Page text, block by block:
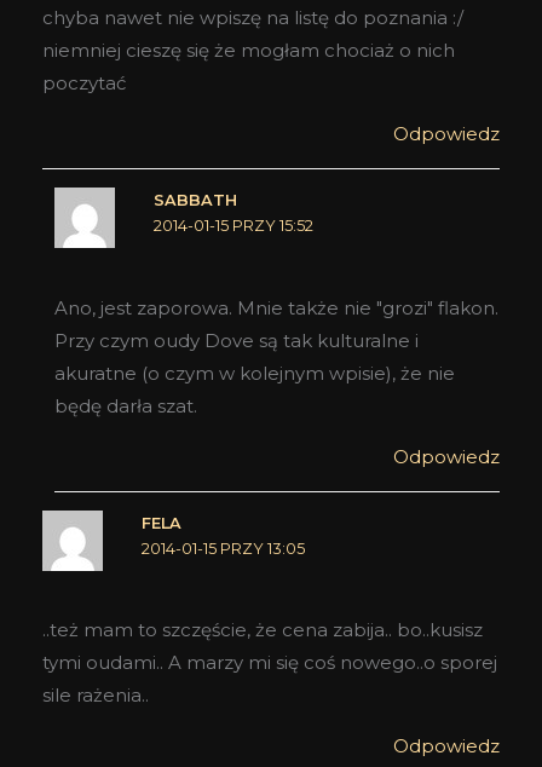
chyba nawet nie wpiszę na listę do poznania :/
niemniej cieszę się że mogłam chociaż o nich
poczytać
Odpowiedz
SABBATH
2014-01-15 PRZY 15:52
Ano, jest zaporowa. Mnie także nie "grozi" flakon.
Przy czym oudy Dove są tak kulturalne i
akuratne (o czym w kolejnym wpisie), że nie
będę darła szat.
Odpowiedz
FELA
2014-01-15 PRZY 13:05
..też mam to szczęście, że cena zabija.. bo..kusisz
tymi oudami.. A marzy mi się coś nowego..o sporej
sile rażenia..
Odpowiedz